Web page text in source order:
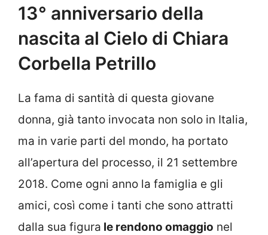
13° anniversario della
nascita al Cielo di Chiara
Corbella Petrillo
La fama di santità di questa giovane
donna, già tanto invocata non solo in Italia,
ma in varie parti del mondo, ha portato
all’apertura del processo, il 21 settembre
2018. Come ogni anno la famiglia e gli
amici, così come i tanti che sono attratti
dalla sua figura le rendono omaggio nel